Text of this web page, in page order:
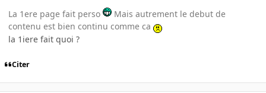
La 1ere page fait perso
Mais autrement le debut de
contenu est bien continu comme ca
la 1iere fait quoi ?
Citer